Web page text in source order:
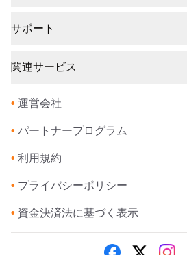
サポート
関連サービス
• 運営会社
• パートナープログラム
• 利用規約
• プライバシーポリシー
• 資金決済法に基づく表示